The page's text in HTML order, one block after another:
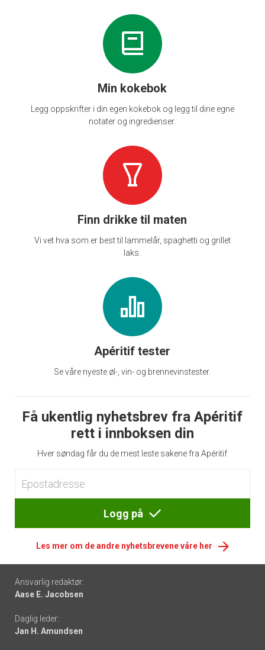
Min kokebok
Legg oppskrifter i din egen kokebok og legg til dine egne
notater og ingredienser.
Finn drikke til maten
Vi vet hva som er best til lammelår, spaghetti og grillet
laks.
Apéritif tester
Se våre nyeste øl-, vin- og brennevinstester.
Få ukentlig nyhetsbrev fra Apéritif
rett i innboksen din
Hver søndag får du de mest leste sakene fra Apéritif
Logg på
Les mer om de andre nyhetsbrevene våre her
Footer
-
links
Ansvarlig redaktør:
Aase E. Jacobsen
Daglig leder:
Jan H. Amundsen